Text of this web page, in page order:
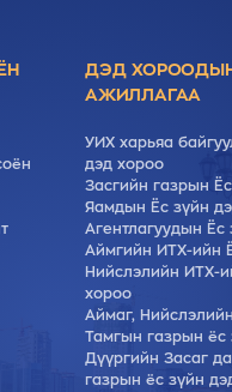
ДЭД
АЖИЛЛАГАА
УИХ харьяа
дэд хороо
Засгийн газрын
Яамдын Ёс зүйн
Агентлагуудын Ёс
Аймгийн ИТХ-ийн
Нийслэлийн ИТХ-
хороо
Аймаг,
Тамгын газрын ёс
Дүүргийн Засаг
газрын ёс зүйн